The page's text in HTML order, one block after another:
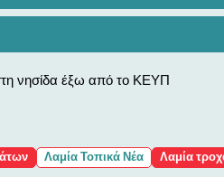
νησίδα έξω από το ΚΕΥΠ
Λαμία Τοπικά Νέα Λαμία